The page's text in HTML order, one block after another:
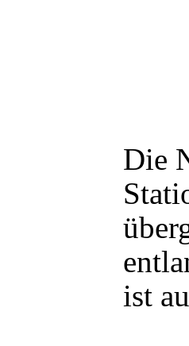
Die
ist